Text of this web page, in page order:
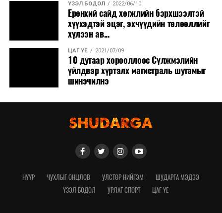
ҮЗЭЛ БОДОЛ 2022/06/10
Ерөнхий сайд хөгжлийн бэрхшээлтэй
хүүхэдтэй эцэг, эхчүүдийн төлөөллийг
хүлээн ав...
ЦАГ ҮЕ 2021/07/09
10 дугаар хорооллоос Сүлжмэлийн
үйлдвэр хүртэлх магистраль шугамыг
шинэчилнэ
НҮҮР ЧУХЛЫГ ОНЦЛОВ УЛСТӨР НИЙГЭМ
ШУДАРГА МЭДЭЭ
ҮЗЭЛ БОДОЛ
УРЛАГ СПОРТ ЦАГ ҮЕ